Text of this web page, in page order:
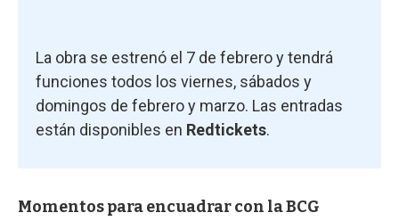
La obra se estrenó el 7 de febrero y tendrá
funciones todos los viernes, sábados y
domingos de febrero y marzo. Las entradas
están disponibles en Redtickets.
Momentos para encuadrar con la BCG